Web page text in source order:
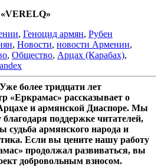
, Геноцид армян, Рубен
, Новости, новости Армении,
, Общество, Арцах (Карабах),
более тридцати лет
«Еркрамас» рассказывает о
и армянской Диаспоре. Мы
поддержке читателей,
судьба армянского народа и
Если вы цените нашу работу
продолжал развиваться, вы
добровольным взносом.